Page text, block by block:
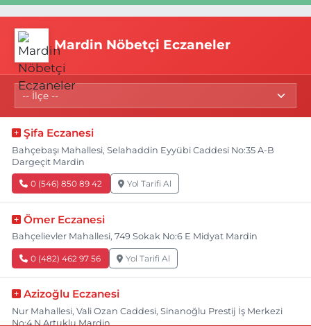
Mardin Nöbetçi Eczaneler
Şifa Eczanesi
Bahçebaşı Mahallesi, Selahaddin Eyyübi Caddesi No:35 A-B
Dargeçit Mardin
0 (546) 850 89 42 Yol Tarifi Al
Ömer Eczanesi
Bahçelievler Mahallesi, 749 Sokak No:6 E Midyat Mardin
0 (482) 462 97 56 Yol Tarifi Al
Azizoğlu Eczanesi
Nur Mahallesi, Vali Ozan Caddesi, Sinanoğlu Prestij İş Merkezi
No:4 N Artuklu Mardin